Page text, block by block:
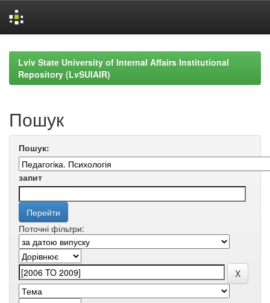
navigationLviv State University of Internal Affairs Institutional
Repository (LvSUIAIR)
Пошук
Пошук:
запит
Поточні фільтри: